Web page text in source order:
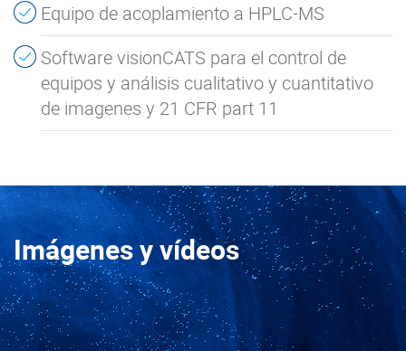
Equipo de acoplamiento a HPLC-MS
Software visionCATS para el control de
equipos y análisis cualitativo y cuantitativo
de imagenes y 21 CFR part 11
Imágenes y vídeos